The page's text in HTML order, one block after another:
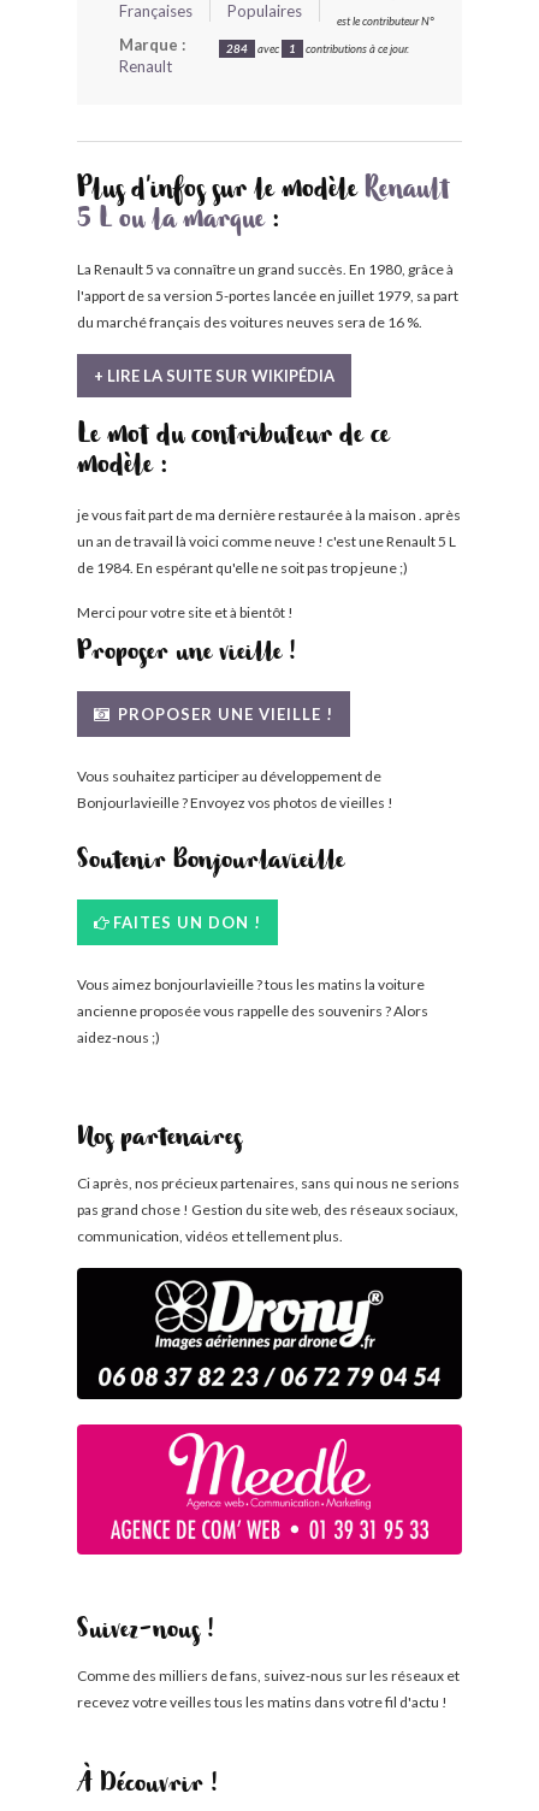
Françaises
Populaires
Marque :
Renault
est le contributeur N°
284 avec 1 contributions à ce jour.
Plus d'infos sur le modèle Renault
5 L ou la marque:
La Renault 5 va connaître un grand succès. En 1980, grâce à
l'apport de sa version 5-portes lancée en juillet 1979, sa part
du marché français des voitures neuves sera de 16 %.
+ LIRE LA SUITE SUR WIKIPÉDIA
Le mot du contributeur de ce
modèle :
je vous fait part de ma dernière restaurée à la maison . après
un an de travail là voici comme neuve ! c'est une Renault 5 L
de 1984. En espérant qu'elle ne soit pas trop jeune ;)
Merci pour votre site et à bientôt !
Proposer une vieille !
PROPOSER UNE VIEILLE !
Vous souhaitez participer au développement de
Bonjourlavieille ? Envoyez vos photos de vieilles !
Soutenir Bonjourlavieille
FAITES UN DON !
Vous aimez bonjourlavieille ? tous les matins la voiture
ancienne proposée vous rappelle des souvenirs ? Alors
aidez-nous ;)
Nos partenaires
Ci après, nos précieux partenaires, sans qui nous ne serions
pas grand chose ! Gestion du site web, des réseaux sociaux,
communication, vidéos et tellement plus.
Suivez-nous !
Comme des milliers de fans, suivez-nous sur les réseaux et
recevez votre veilles tous les matins dans votre fil d'actu !
À Découvrir !